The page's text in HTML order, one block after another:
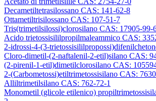
Decametiltetrasilossano CAS: 141-62-8
Ottametiltrisilossano CAS: 107-51-7
Tris(trimetilsilossi)clorosilano CAS: 17905-99-
Acido trietossisililpropilmaleammico CAS:
2-idrossi-4-(3-
Cloro-dimetil-(2-naftalenil-2-etil)silano CAS:
(2-pirenil-1-etil)dimetilclorosilano CAS:
2-(Carbometossi)etiltrimetossisilano CAS:
Alliltrimetilsilano CAS: 762-72-1
Monometil (glicole etilenico)